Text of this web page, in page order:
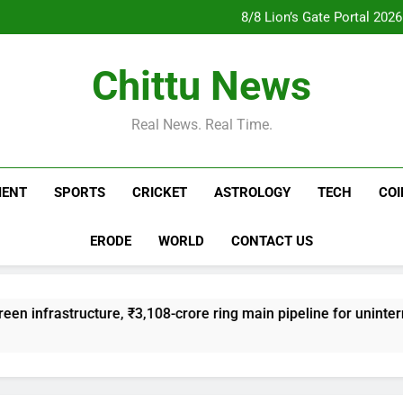
ring main pipeline
8/8 Lion’s Gate Portal
Nine arrested for
ring main pipeline
8/8 Lion’s Gate Portal
Nine arrested for
Chittu News
Real News. Real Time.
SPORTS CRICKET ASTROLOGY TECH
ERODE WORLD CONTACT US
₹3,108-crore ring main pipeline for uninterrupted water